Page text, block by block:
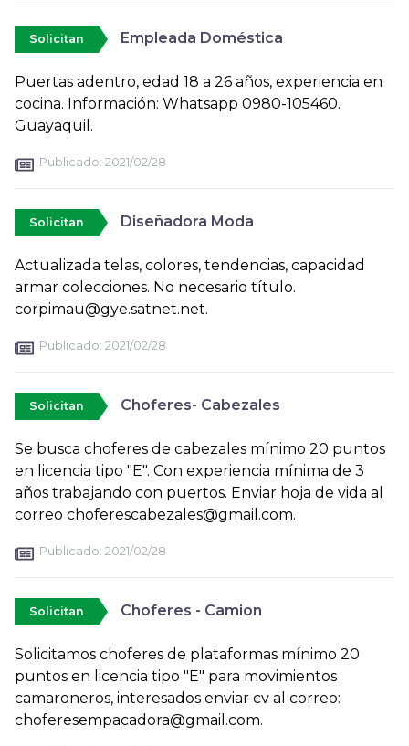
Solicitan Empleada Doméstica
Puertas adentro, edad 18 a 26 años, experiencia en
cocina. Información: Whatsapp 0980-105460.
Guayaquil.
Publicado: 2021/02/28
Solicitan Diseñadora Moda
Actualizada telas, colores, tendencias, capacidad
armar colecciones. No necesario título.
corpimau@gye.satnet.net.
Publicado: 2021/02/28
Solicitan Choferes- Cabezales
Se busca choferes de cabezales mínimo 20 puntos
en licencia tipo "E". Con experiencia mínima de 3
años trabajando con puertos. Enviar hoja de vida al
correo choferescabezales@gmail.com.
Publicado: 2021/02/28
Solicitan Choferes - Camion
Solicitamos choferes de plataformas mínimo 20
puntos en licencia tipo "E" para movimientos
camaroneros, interesados enviar cv al correo:
choferesempacadora@gmail.com.